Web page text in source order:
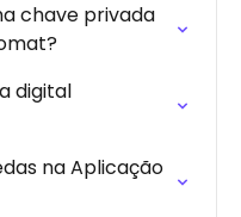
chave privada
digital
na Aplicação